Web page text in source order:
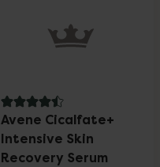
4.5 av 5 i omdöme
Avene Cicalfate+
Intensive Skin
Recovery Serum